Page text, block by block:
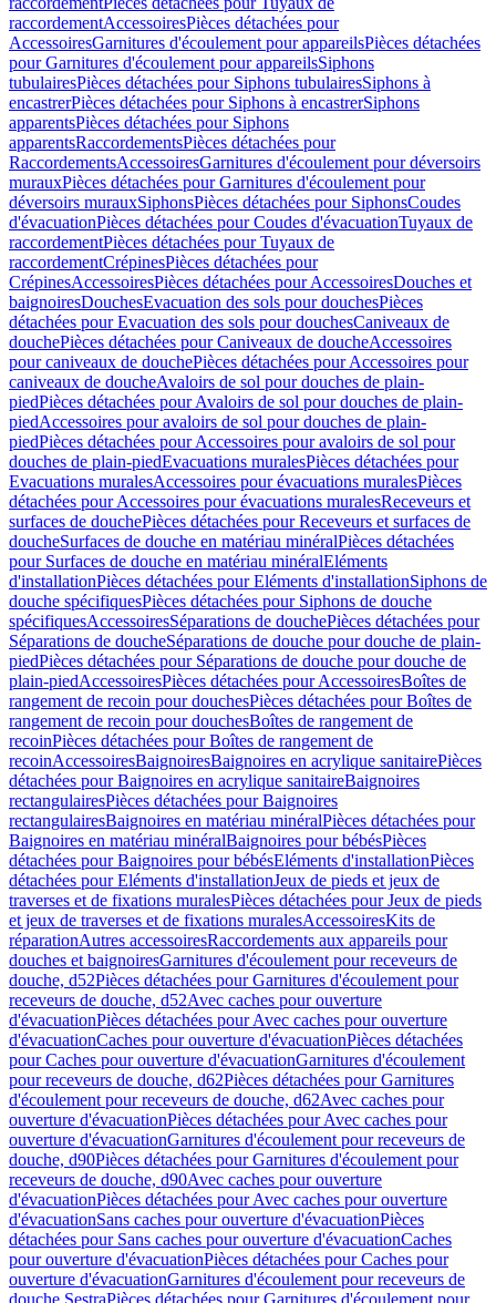
raccordementAccessoiresPièces détachées pour
AccessoiresGarnitures d'écoulement pour appareilsPièces détachées
pour Garnitures d'écoulement pour appareilsSiphons
tubulairesPièces détachées pour Siphons tubulairesSiphons à
encastrerPièces détachées pour Siphons à encastrerSiphons
apparentsPièces détachées pour Siphons
apparentsRaccordementsPièces détachées pour
RaccordementsAccessoiresGarnitures d'écoulement pour déversoirs
murauxPièces détachées pour Garnitures d'écoulement pour
déversoirs murauxSiphonsPièces détachées pour SiphonsCoudes
d'évacuationPièces détachées pour Coudes d'évacuationTuyaux de
raccordementPièces détachées pour Tuyaux de
raccordementCrépinesPièces détachées pour
CrépinesAccessoiresPièces détachées pour AccessoiresDouches et
baignoiresDouchesEvacuation des sols pour douchesPièces
détachées pour Evacuation des sols pour douchesCaniveaux de
douchePièces détachées pour Caniveaux de doucheAccessoires
pour caniveaux de douchePièces détachées pour Accessoires pour
caniveaux de doucheAvaloirs de sol pour douches de plain-
piedPièces détachées pour Avaloirs de sol pour douches de plain-
piedAccessoires pour avaloirs de sol pour douches de plain-
piedPièces détachées pour Accessoires pour avaloirs de sol pour
douches de plain-piedEvacuations muralesPièces détachées pour
Evacuations muralesAccessoires pour évacuations muralesPièces
détachées pour Accessoires pour évacuations muralesReceveurs et
surfaces de douchePièces détachées pour Receveurs et surfaces de
doucheSurfaces de douche en matériau minéralPièces détachées
pour Surfaces de douche en matériau minéralEléments
d'installationPièces détachées pour Eléments d'installationSiphons de
douche spécifiquesPièces détachées pour Siphons de douche
spécifiquesAccessoiresSéparations de douchePièces détachées pour
Séparations de doucheSéparations de douche pour douche de plain-
piedPièces détachées pour Séparations de douche pour douche de
plain-piedAccessoiresPièces détachées pour AccessoiresBoîtes de
rangement de recoin pour douchesPièces détachées pour Boîtes de
rangement de recoin pour douchesBoîtes de rangement de
recoinPièces détachées pour Boîtes de rangement de
recoinAccessoiresBaignoiresBaignoires en acrylique sanitairePièces
détachées pour Baignoires en acrylique sanitaireBaignoires
rectangulairesPièces détachées pour Baignoires
rectangulairesBaignoires en matériau minéralPièces détachées pour
Baignoires en matériau minéralBaignoires pour bébésPièces
détachées pour Baignoires pour bébésEléments d'installationPièces
détachées pour Eléments d'installationJeux de pieds et jeux de
traverses et de fixations muralesPièces détachées pour Jeux de pieds
et jeux de traverses et de fixations muralesAccessoiresKits de
réparationAutres accessoiresRaccordements aux appareils pour
douches et baignoiresGarnitures d'écoulement pour receveurs de
douche, d52Pièces détachées pour Garnitures d'écoulement pour
receveurs de douche, d52Avec caches pour ouverture
d'évacuationPièces détachées pour Avec caches pour ouverture
d'évacuationCaches pour ouverture d'évacuationPièces détachées
pour Caches pour ouverture d'évacuationGarnitures d'écoulement
pour receveurs de douche, d62Pièces détachées pour Garnitures
d'écoulement pour receveurs de douche, d62Avec caches pour
ouverture d'évacuationPièces détachées pour Avec caches pour
ouverture d'évacuationGarnitures d'écoulement pour receveurs de
douche, d90Pièces détachées pour Garnitures d'écoulement pour
receveurs de douche, d90Avec caches pour ouverture
d'évacuationPièces détachées pour Avec caches pour ouverture
d'évacuationSans caches pour ouverture d'évacuationPièces
détachées pour Sans caches pour ouverture d'évacuationCaches
pour ouverture d'évacuationPièces détachées pour Caches pour
ouverture d'évacuationGarnitures d'écoulement pour receveurs de
douche SestraPièces détachées pour Garnitures d'écoulement pour